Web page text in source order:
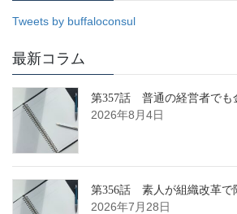
Tweets by buffaloconsul
最新コラム
第357話 普通の経営者でも
2026年8月4日
第356話 素人が組織改革で
2026年7月28日